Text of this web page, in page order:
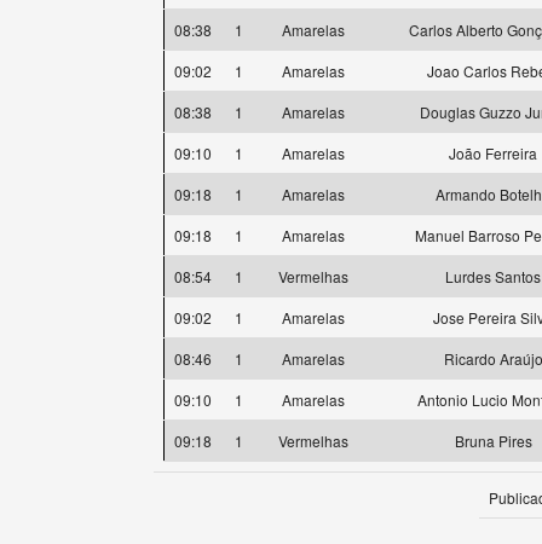
08:38
1 Amarelas
Carlos Alberto
09:02
1 Amarelas
Joao Carlos
08:38
1 Amarelas
Douglas Guzzo
09:10
1 Amarelas
João Ferreira
09:18
1 Amarelas
Armando
09:18
1 Amarelas
Manuel Barroso
08:54
1 Vermelhas
Lurdes Santos
09:02
1 Amarelas
Jose Pereira
08:46
1 Amarelas
Ricardo Araújo
09:10
1 Amarelas
Antonio Lucio
09:18
1 Vermelhas Bruna Pires